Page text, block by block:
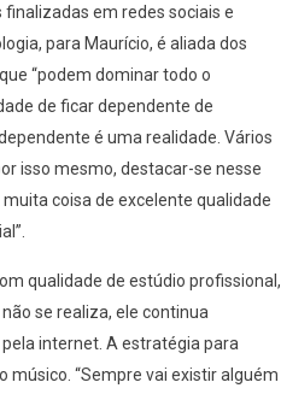
em redes sociais e
para Maurício, é aliada dos
“podem dominar todo o
de ficar dependente de
é uma realidade. Vários
isso mesmo, destacar-se nesse
coisa de excelente qualidade
qualidade de estúdio profissional,
se realiza, ele continua
internet. A estratégia para
músico. “Sempre vai existir alguém